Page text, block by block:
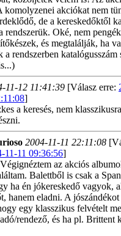
komolyzenei akciókat nem
de a kereskedőktől
rendszerük. Oké, nem
és megtalálják, ha
a rendszerben katalógusszám
11-12 11:41:39 [Válasz erre:
]
a keresés, nem
2004-11-11 22:11:08
11-11 09:36:56]
az akciós
Balettből is csak a
ha én jókereskedő vagyok,
hanem eladni. A
egy klasszikus felvételt
rendező, és ha pl. Brittent